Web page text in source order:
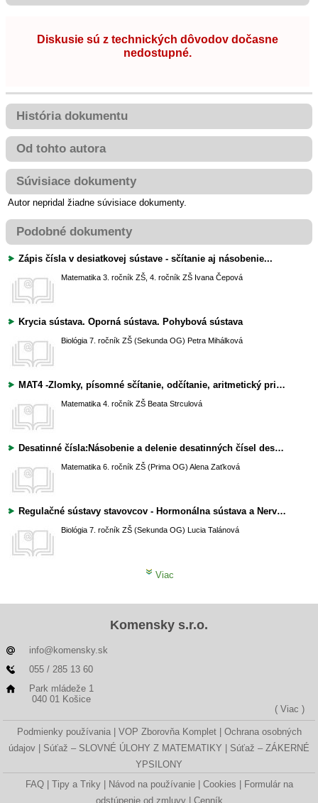
Diskusie sú z technických dôvodov dočasne
nedostupné.
História dokumentu
Od tohto autora
Súvisiace dokumenty
Autor nepridal žiadne súvisiace dokumenty.
Podobné dokumenty
Zápis čísla v desiatkovej sústave - sčítanie aj násobenie...
Matematika 3. ročník ZŠ, 4. ročník ZŠ Ivana Čepová
Krycia sústava. Oporná sústava. Pohybová sústava
Biológia 7. ročník ZŠ (Sekunda OG) Petra Mihálková
MAT4 -Zlomky, písomné sčítanie, odčítanie, aritmetický priemer
Matematika 4. ročník ZŠ Beata Strculová
Desatinné čísla:Násobenie a delenie desatinných čísel desatinnými číslami a aritmetický priemer
Matematika 6. ročník ZŠ (Prima OG) Alena Zaťková
Regulačné sústavy stavovcov - Hormonálna sústava a Nervová sústava
Biológia 7. ročník ZŠ (Sekunda OG) Lucia Talánová
Viac
Komensky s.r.o.
info@komensky.sk
055 / 285 13 60
Park mládeže 1
040 01 Košice
( Viac )
Podmienky používania VOP Zborovňa Komplet
Ochrana osobných
údajov
Súťaž – SLOVNÉ ÚLOHY Z MATEMATIKY
Súťaž – ZÁKERNÉ
YPSILONY
FAQ
Tipy a Triky Návod na používanie Cookies
Formulár na
odstúpenie od zmluvy
Cenník